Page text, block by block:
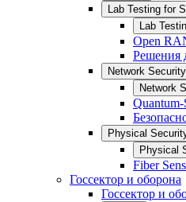
Lab Testing for
Lab
Open
Решения
Network Security
Network
Physical
Physical
Fiber
Госсектор и оборона
Госсектор и